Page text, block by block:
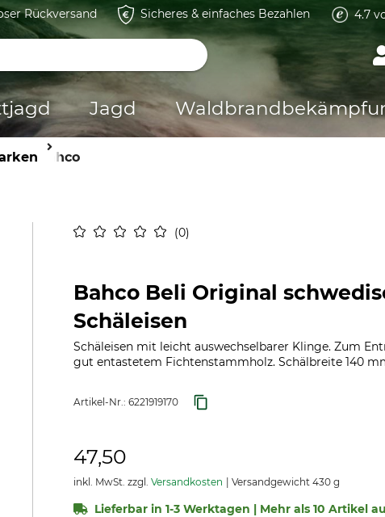
Rückversand Sicheres & einfaches Bezahlen 4.7
Jagd
Bahco
0
Bahco Beli Original
Schäleisen
Schäleisen mit leicht auswechselbarer Klinge. Zum
gut entastetem Fichtenstammholz. Schälbreite 140
Artikel-Nr.: 6221919170
47,50
inkl. MwSt. zzgl. Versandkosten Versandgewicht 430 g
Lieferbar in 1-3 Werktagen | Mehr als 10 Artikel